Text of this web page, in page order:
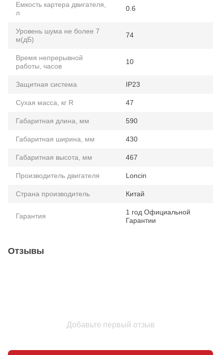
Емкость картера двигателя,
л
0.6
Уровень шума не более 7
м(дБ)
74
Время непрерывной
работы, часов
10
Защитная система IP23
Сухая масса, кг R 47
Габаритная длина, мм 590
Габаритная ширина, мм 430
Габаритная высота, мм 467
Производитель двигателя Loncin
Страна производитель Китай
Гарантия
1 год Официальной
Гарантии
Отзывы
Добавьте первый отзыв